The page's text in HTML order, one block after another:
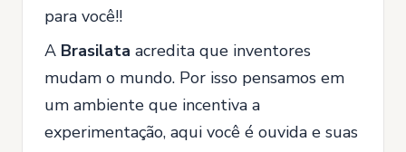
para você!!
A Brasilata acredita que inventores
mudam o mundo. Por isso pensamos em
um ambiente que incentiva a
experimentação, aqui você é ouvida e suas